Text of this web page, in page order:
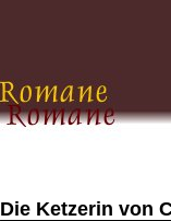
Die Ketzerin von